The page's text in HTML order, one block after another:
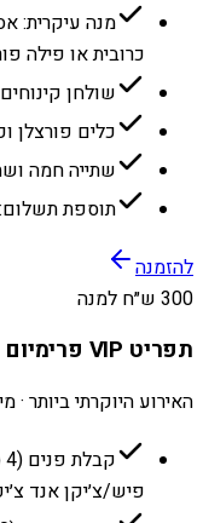
מנה עיקרית:
כרובית או פילה
שולחן
כלים פורצלן
שתייה חמה
תוספת
להזמנה
300 ש״ח למנה
תפריט VIP פרימיום — על האש בשרים מובחרים
האירוע היוקרתי ביותר · מינימום
פיש/צ׳יקן אנד